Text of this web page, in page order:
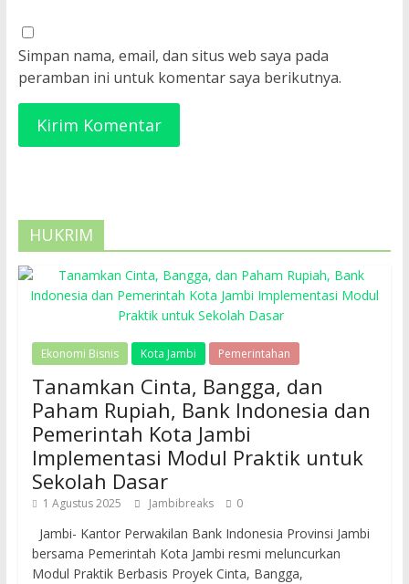
Simpan nama, email, dan situs web saya pada
peramban ini untuk komentar saya berikutnya.
HUKRIM
Ekonomi Bisnis Kota Jambi Pemerintahan
Tanamkan Cinta, Bangga, dan
Paham Rupiah, Bank Indonesia dan
Pemerintah Kota Jambi
Implementasi Modul Praktik untuk
Sekolah Dasar
1 Agustus 2025 Jambibreaks 0
Jambi- Kantor Perwakilan Bank Indonesia Provinsi Jambi
bersama Pemerintah Kota Jambi resmi meluncurkan
Modul Praktik Berbasis Proyek Cinta, Bangga,